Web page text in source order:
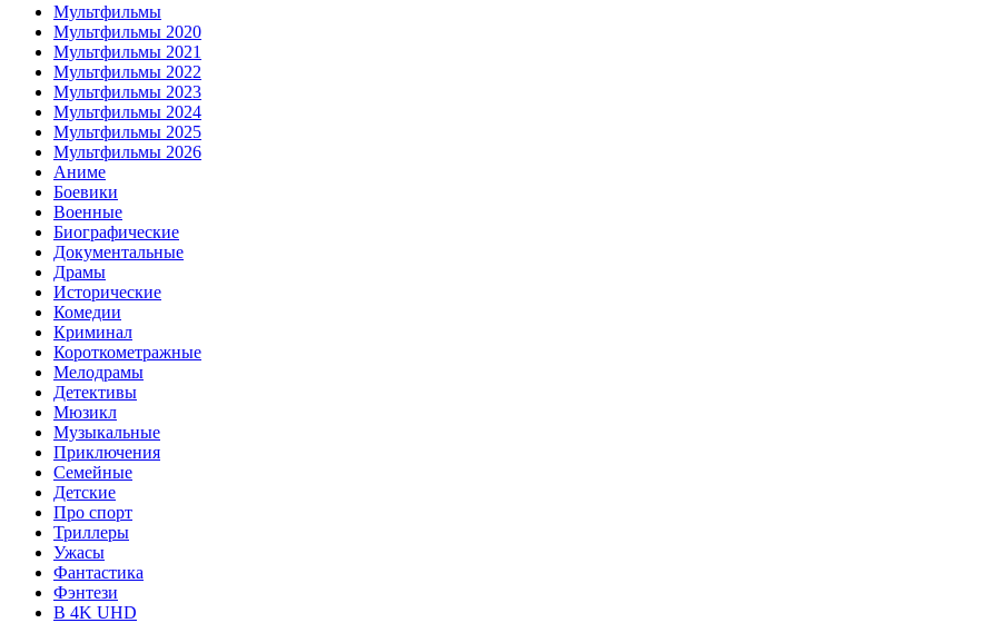
Мультфильмы
Мультфильмы 2020
Мультфильмы 2021
Мультфильмы 2022
Мультфильмы 2023
Мультфильмы 2024
Мультфильмы 2025
Мультфильмы 2026
Аниме
Боевики
Военные
Биографические
Документальные
Драмы
Исторические
Комедии
Криминал
Короткометражные
Мелодрамы
Детективы
Мюзикл
Музыкальные
Приключения
Семейные
Детские
Про спорт
Триллеры
Ужасы
Фантастика
Фэнтези
В 4K UHD